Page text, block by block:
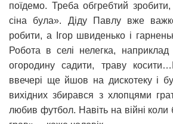
поїдемо. Треба обгребтий
сіна була». Діду Павлу вже
робити, а Ігор швиденько і
Робота в селі нелегка,
огородину садити, траву
ввечері ще йшов на дискотеку і
вихідних збирався з хлопцями
любив футбол. Навіть на війні коли